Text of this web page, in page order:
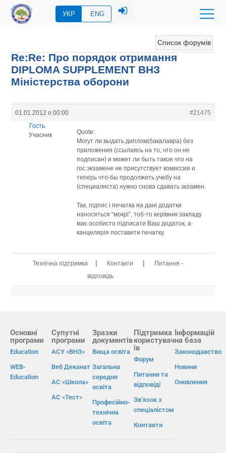
УКР ENG
Список форумів
Re:Re: Про порядок отримання
DIPLOMA SUPPLEMENT ВНЗ
Міністерства оборони
01.01.2012 о 00:00
#21475
Гость
Учасник
Quote:
Могут ли выдать диплом(бакалавра) без
приложения (ссылаясь на то, что он не
подписан) и может ли быть такое что на
гос.экзамене не присутствует комиссия и
теперь что-бы продолжить учебу на
(специалиста) нужно снова сдавать экзамен.
Так, підпис і печатка на дані додатки
наносяться “мокрі”, тоб-то керівник закладу
має особисто підписати Ваш додаток, а
канцелярія поставити печатку.
Технічна підтримка | Контакти |
Питання -
відповідь
Основні
програми
Education
WEB-
Education
Супутні
програми
АСУ «ВНЗ»
Веб Деканат
АС «Школа»
АС «Тест»
Зразки
документів
Вища освіта
Загальна
середня
освіта
Професійно-
технічна
освіта
Підтримка
користувач
ів
Форум
Питання та
відповіді
Зв’язок з
спеціалістом
Контакти
Інформацій
на база
Законодавство
Новини
Оновлення